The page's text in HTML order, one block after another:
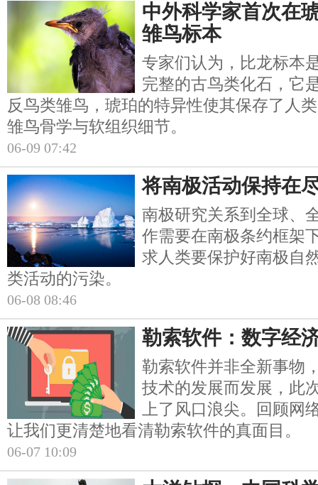
中外科学家首次在
雏鸟标本
专家们认为，比龙标本
完整的古鸟类化石，它
反鸟类雏鸟，琥珀的特异性使其保存了人
雏鸟骨学与软组织细节。
06-09 07:42
将南极活动保持在
南极研究关系到全球、
作需要在南极条约框架
求人类要保护好南极自
类活动的污染。
06-08 08:46
勒索软件：数字经
勒索软件并非全新事物
技术的发展而发展，此
上了风口浪尖。回顾网
让我们更清楚地看清勒索软件的真面目。
06-07 10:09